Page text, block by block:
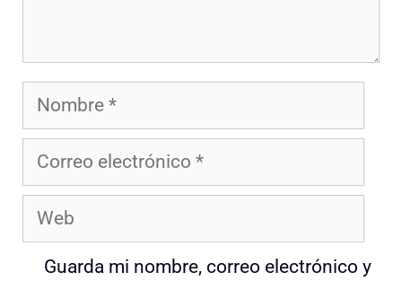
Nombre
Correo
electrónico
Web
Guarda mi nombre, correo electrónico y